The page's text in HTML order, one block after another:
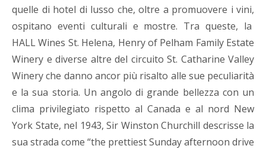
quelle di hotel di lusso che, oltre a promuovere i vini,
ospitano eventi culturali e mostre. Tra queste, la
HALL Wines St. Helena, Henry of Pelham Family Estate
Winery e diverse altre del circuito St. Catharine Valley
Winery che danno ancor più risalto alle sue peculiarità
e la sua storia. Un angolo di grande bellezza con un
clima privilegiato rispetto al Canada e al nord New
York State, nel 1943, Sir Winston Churchill descrisse la
sua strada come “the prettiest Sunday afternoon drive